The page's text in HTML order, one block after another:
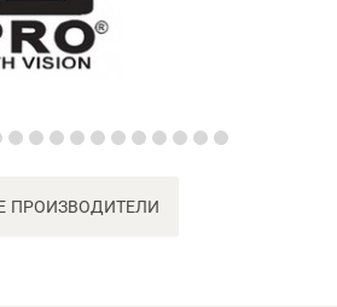
ПРОИЗВОДИТЕЛИ